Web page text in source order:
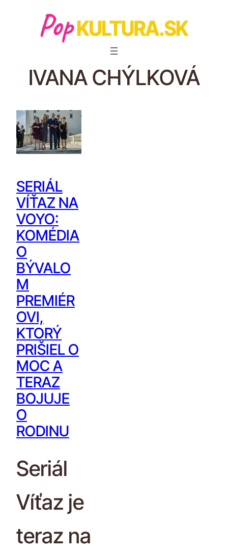
IVANA CHÝLKOVÁ
SERIÁL
VÍŤAZ NA
VOYO:
KOMÉDIA
O
BÝVALO
M
PREMIÉR
OVI,
KTORÝ
PRIŠIEL O
MOC A
TERAZ
BOJUJE
O
RODINU
Seriál
Víťaz je
teraz na